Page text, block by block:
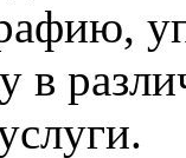
в